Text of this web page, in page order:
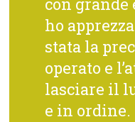
ho
stata la
operato e
lasciare il
e in ordine.